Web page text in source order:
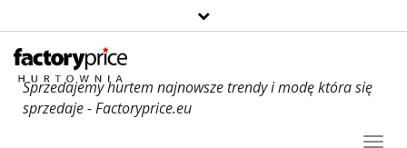
Sprzedajemy hurtem najnowsze trendy i modę która się
sprzedaje - Factoryprice.eu